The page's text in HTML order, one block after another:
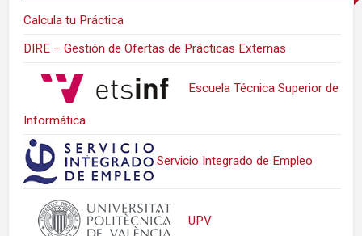
Calcula tu Práctica
DIRE – Gestión de Ofertas de Prácticas Externas
Escuela Técnica Superior de
Informática
Servicio Integrado de Empleo
UPV